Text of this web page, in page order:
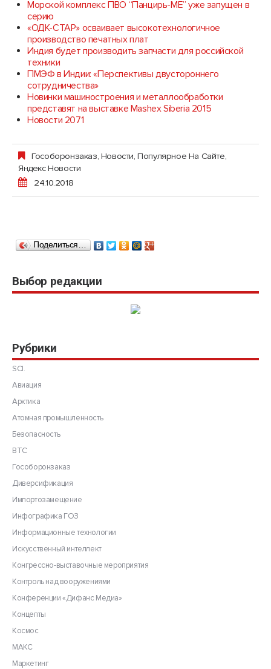
Морской комплекс ПВО “Панцирь-МЕ” уже запущен в
серию
«ОДК-СТАР» осваивает высокотехнологичное
производство печатных плат
Индия будет производить запчасти для российской
техники
ПМЭФ в Индии: «Перспективы двустороннего
сотрудничества»
Новинки машиностроения и металлообработки
представят на выставке Mashex Siberia 2015
Новости 2071
Гособоронзаказ, Новости,Популярное На Сайте,
Яндекс Новости
24.10.2018
Поделиться…
Выбор редакции
Рубрики
SCI.
Авиация
Арктика
Атомная промышленность
Безопасность
ВТС
Гособоронзаказ
Диверсификация
Импортозамещение
Инфографика ГОЗ
Информационные технологии
Искусственный интеллект
Конгрессно-выставочные мероприятия
Контроль над вооружениями
Конференции «Дифанс Медиа»
Концепты
Космос
МАКС
Маркетинг